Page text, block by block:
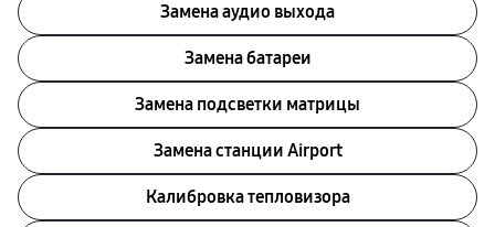
Замена аудио выхода
Замена батареи
Замена подсветки матрицы
Замена станции Airport
Калибровка тепловизора